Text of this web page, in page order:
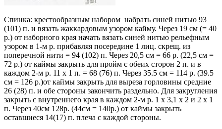
Спинка: крестообразным набором набрать синей нитью 93
(101) п. и вязать жаккардовым узором кайму. Через 19 см (= 40
р.) от наборного края начать вязать синей нитью рельефным
узором в 1-м р. прибавляя посередине 1 лиц. скрещ. из
поперечной нити = 94 (102) п. Через 20,5 см = 66 р. (22,5 см =
72 р.) от каймы закрыть для пройм с обеих сторон 2 п. и в
каждом 2-м р. 11 х 1 п. = 68 (76) п. Через 35.5 см = 114 р. (39.5
см = 126 р.)от каймы закрыть для выреза горловины средние
26 (28) п. и обе стороны закончить раздельно. Для закругления
закрыть с внутреннего края в каждом 2-м р. 1 х 3,1 х 2 и 2 х 1
п. Через 40см 128р. (44см = 140р.) от каймы закрыть
оставшиеся 14(17) п. плеча с каждой стороны.